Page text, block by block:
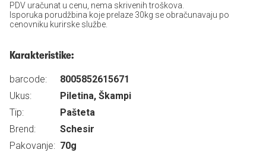
PDV uračunat u cenu, nema skrivenih troškova.
Isporuka porudžbina koje prelaze 30kg se obračunavaju po
cenovniku kurirske službe.
Karakteristike:
barcode:
8005852615671
Ukus:
Piletina, Škampi
Tip:
Pašteta
Brend:
Schesir
Pakovanje: 70g